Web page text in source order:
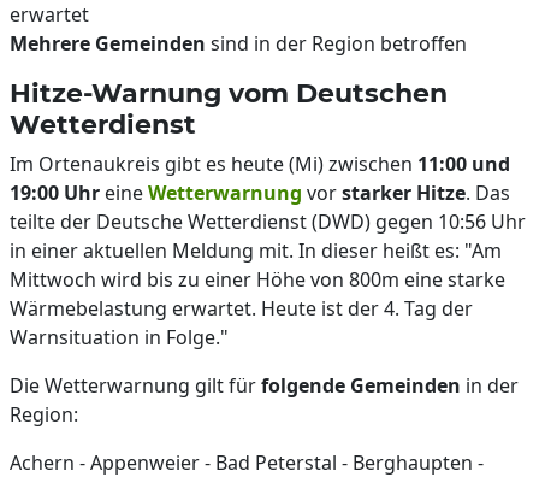
erwartet
Mehrere Gemeinden sind in der Region betroffen
Hitze-Warnung vom Deutschen
Wetterdienst
Im Ortenaukreis gibt es heute (Mi) zwischen 11:00 und
19:00 Uhr eineWetterwarnung vorstarker Hitze. Das
teilte der Deutsche Wetterdienst (DWD) gegen 10:56 Uhr
in einer aktuellen Meldung mit. In dieser heißt es: "Am
Mittwoch wird bis zu einer Höhe von 800m eine starke
Wärmebelastung erwartet. Heute ist der 4. Tag der
Warnsituation in Folge."
Die Wetterwarnung gilt fürfolgende Gemeinden in der
Region:
Achern - Appenweier - Bad Peterstal - Berghaupten -